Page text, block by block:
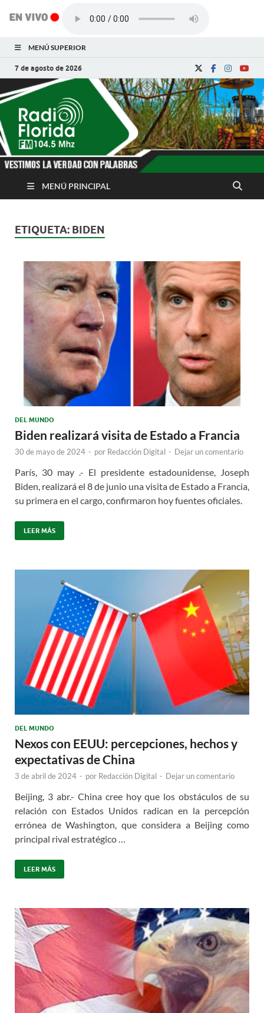
MENÚ SUPERIOR
7 de agosto de 2026
Radio Florida de
Cuba
Noticias y Actualidades de Florida, Camagüey,
MENÚ PRINCIPAL
ETIQUETA: BIDEN
DEL MUNDO
Biden realizará visita de Estado a Francia
30 de mayo de 2024 - por Redacción Digital - Dejar un comentario
París, 30 may .- El presidente estadounidense, Joseph
Biden, realizará el 8 de junio una visita de Estado a Francia,
su primera en el cargo, confirmaron hoy fuentes oficiales.
LEER MÁS
DEL MUNDO
Nexos con EEUU: percepciones, hechos y
expectativas de China
3 de abril de 2024 - por Redacción Digital - Dejar un comentario
Beijing, 3 abr.- China cree hoy que los obstáculos de su
relación con Estados Unidos radican en la percepción
errónea de Washington, que considera a Beijing como
principal rival estratégico …
LEER MÁS